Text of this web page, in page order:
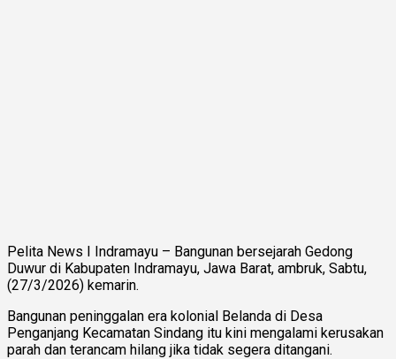
Pelita News I Indramayu – Bangunan bersejarah Gedong
Duwur di Kabupaten Indramayu, Jawa Barat, ambruk, Sabtu,
(27/3/2026) kemarin.
Bangunan peninggalan era kolonial Belanda di Desa
Penganjang Kecamatan Sindang itu kini mengalami kerusakan
parah dan terancam hilang jika tidak segera ditangani.